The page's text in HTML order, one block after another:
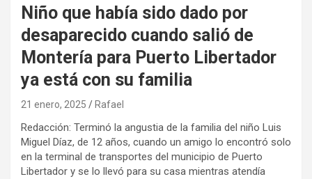
Niño que había sido dado por
desaparecido cuando salió de
Montería para Puerto Libertador
ya está con su familia
21 enero, 2025 Rafael
Redacción: Terminó la angustia de la familia del niño Luis
Miguel Díaz, de 12 años, cuando un amigo lo encontró solo
en la terminal de transportes del municipio de Puerto
Libertador y se lo llevó para su casa mientras atendía